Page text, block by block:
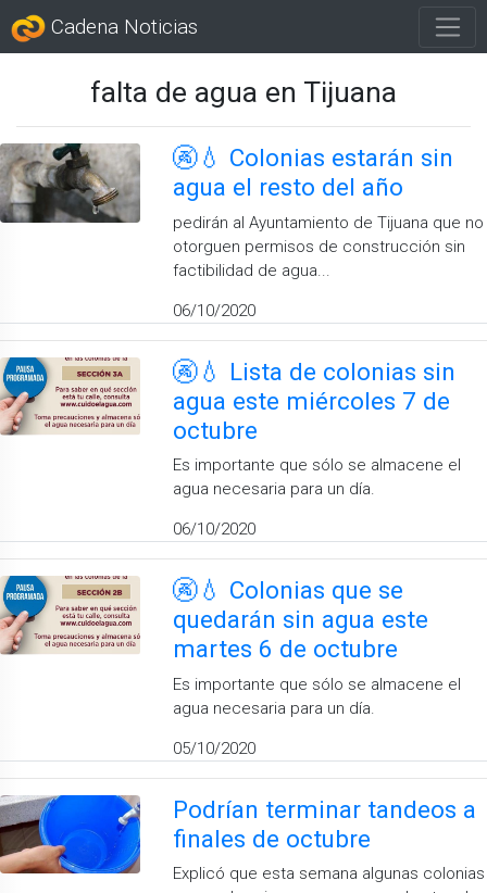
Cadena Noticias
falta de agua en Tijuana
🚱💧 Colonias estarán sin
agua el resto del año
pedirán al Ayuntamiento de Tijuana que no
otorguen permisos de construcción sin
factibilidad de agua...
06/10/2020
🚱💧 Lista de colonias sin
agua este miércoles 7 de
octubre
Es importante que sólo se almacene el
agua necesaria para un día.
06/10/2020
🚱💧 Colonias que se
quedarán sin agua este
martes 6 de octubre
Es importante que sólo se almacene el
agua necesaria para un día.
05/10/2020
Podrían terminar tandeos a
finales de octubre
Explicó que esta semana algunas colonias